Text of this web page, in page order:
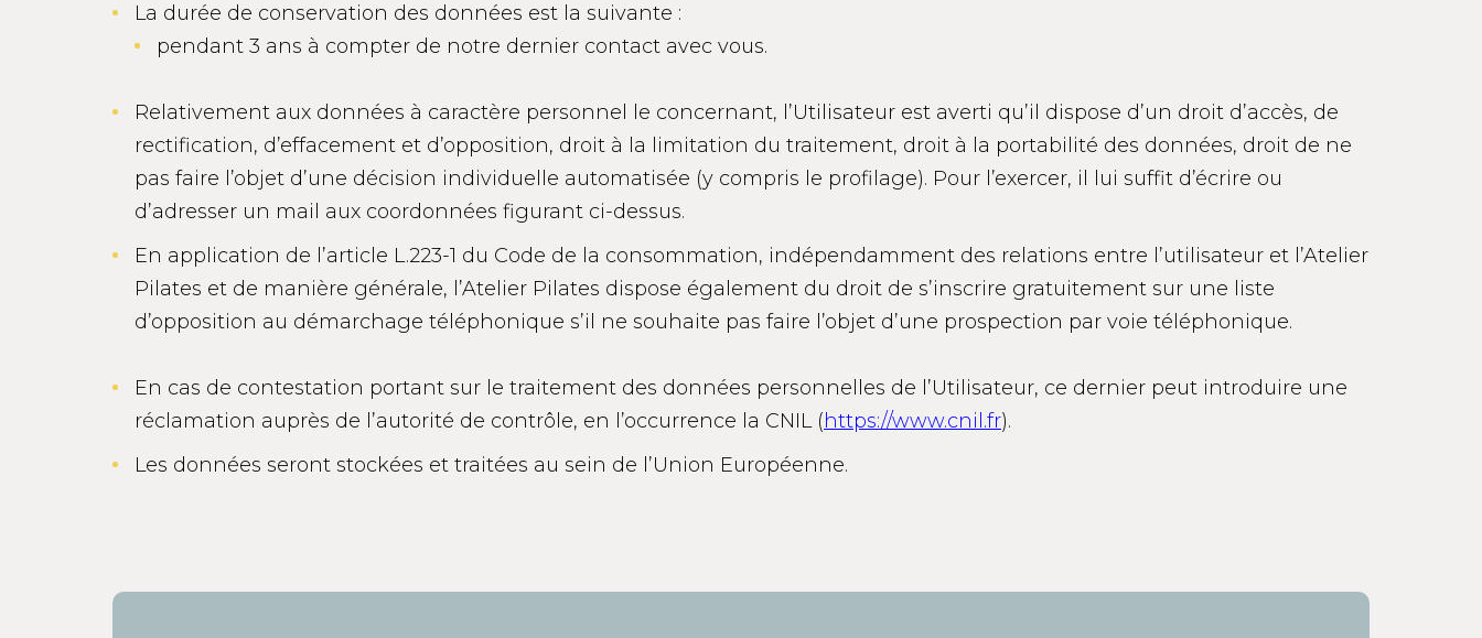
La durée de conservation des données est la suivante :
pendant 3 ans à compter de notre dernier contact avec vous.
Relativement aux données à caractère personnel le concernant, l’Utilisateur est averti qu’il dispose d’un droit d’accès, de
rectification, d’effacement et d’opposition, droit à la limitation du traitement, droit à la portabilité des données, droit de ne
pas faire l’objet d’une décision individuelle automatisée (y compris le profilage). Pour l’exercer, il lui suffit d’écrire ou
d’adresser un mail aux coordonnées figurant ci-dessus.
En application de l’article L.223-1 du Code de la consommation, indépendamment des relations entre l’utilisateur et l’Atelier
Pilates et de manière générale, l’Atelier Pilates dispose également du droit de s’inscrire gratuitement sur une liste
d’opposition au démarchage téléphonique s’il ne souhaite pas faire l’objet d’une prospection par voie téléphonique.
En cas de contestation portant sur le traitement des données personnelles de l’Utilisateur, ce dernier peut introduire une
réclamation auprès de l’autorité de contrôle, en l’occurrence la CNIL (https://www.cnil.fr).
Les données seront stockées et traitées au sein de l’Union Européenne.